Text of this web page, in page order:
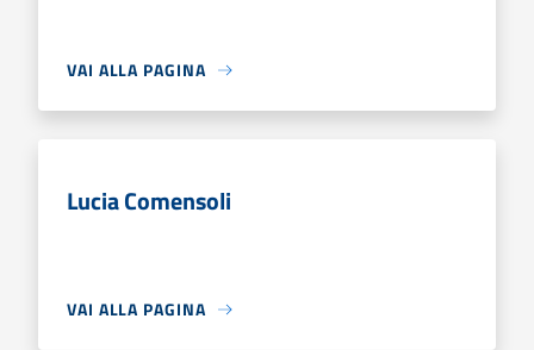
VAI ALLA PAGINA
Lucia Comensoli
VAI ALLA PAGINA